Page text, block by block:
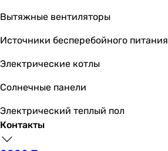
Вытяжные вентиляторы
Источники бесперебойного питания
Электрические котлы
Солнечные панели
Электрический теплый пол
Контакты